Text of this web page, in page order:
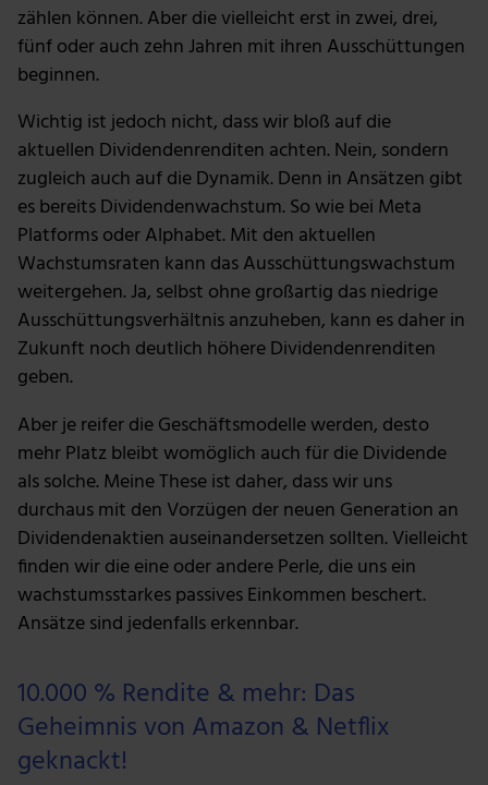
zählen können. Aber die vielleicht erst in zwei, drei,
fünf oder auch zehn Jahren mit ihren Ausschüttungen
beginnen.
Wichtig ist jedoch nicht, dass wir bloß auf die
aktuellen Dividendenrenditen achten. Nein, sondern
zugleich auch auf die Dynamik. Denn in Ansätzen gibt
es bereits Dividendenwachstum. So wie bei Meta
Platforms oder Alphabet. Mit den aktuellen
Wachstumsraten kann das Ausschüttungswachstum
weitergehen. Ja, selbst ohne großartig das niedrige
Ausschüttungsverhältnis anzuheben, kann es daher in
Zukunft noch deutlich höhere Dividendenrenditen
geben.
Aber je reifer die Geschäftsmodelle werden, desto
mehr Platz bleibt womöglich auch für die Dividende
als solche. Meine These ist daher, dass wir uns
durchaus mit den Vorzügen der neuen Generation an
Dividendenaktien auseinandersetzen sollten. Vielleicht
finden wir die eine oder andere Perle, die uns ein
wachstumsstarkes passives Einkommen beschert.
Ansätze sind jedenfalls erkennbar.
10.000 % Rendite & mehr: Das
Geheimnis von Amazon & Netflix
geknackt!